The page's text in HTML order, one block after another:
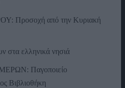
Προσοχή από την Κυριακή
στα ελληνικά νησιά
Παγοποιείο
Βιβλιοθήκη